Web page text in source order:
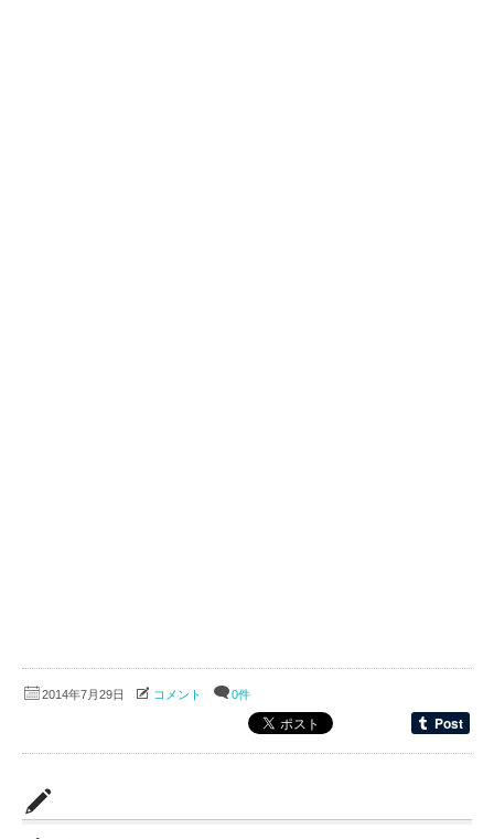
2014年7月29日 コメント 0件